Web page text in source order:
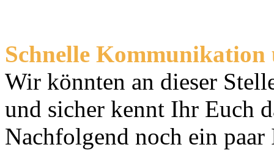
Schnelle Kommunikation
Wir könnten an dieser
und sicher kennt Ihr Euch
Nachfolgend noch ein